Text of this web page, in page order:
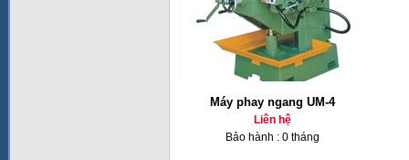
Máy phay ngang UM-4
Liên hệ
Bảo hành : 0 tháng